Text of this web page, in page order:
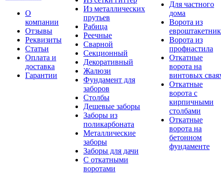
О
компании
Отзывы
Реквизиты
Статьи
Оплата и
доставка
Гарантии
Из металлических
прутьев
Рабица
Реечные
Сварной
Секционный
Декоративный
Жалюзи
Фундамент для
заборов
Столбы
Дешевые заборы
Заборы из
поликарбоната
Металлические
заборы
Заборы для дачи
С откатными
воротами
Для частного
дома
Ворота из
Ворота из
профнастила
Откатные
ворота на
винтовых
Откатные
ворота с
кирпичными
столбами
Откатные
ворота на
бетонном
фундаменте